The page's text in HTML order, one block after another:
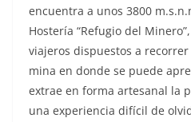
encuentra a unos 3800
Hostería “Refugio del
viajeros dispuestos a recorrer
mina en donde se puede
extrae en forma artesanal la
una experiencia difícil de